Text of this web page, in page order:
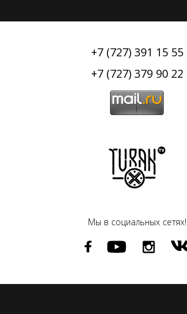
Мы в социальных сетях!
+7 (727) 391 15 55
+7 (727) 379 90 22